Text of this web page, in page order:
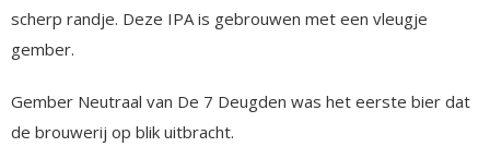
scherp randje. Deze IPA is gebrouwen met een vleugje
gember.
Gember Neutraal van De 7 Deugden was het eerste bier dat
de brouwerij op blik uitbracht.